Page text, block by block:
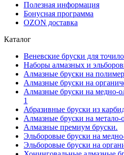
Полезная информация
Бонусная программа
OZON доставка
Каталог
Веневские бруски для
Наборы алмазных и
Алмазные бруски на
Алмазные бруски на
Алмазные бруски на медно-
1
Абразивные бруски из
Алмазные бруски на
Алмазные премиум бруски.
Эльборовые бруски на
Эльборовые бруски на